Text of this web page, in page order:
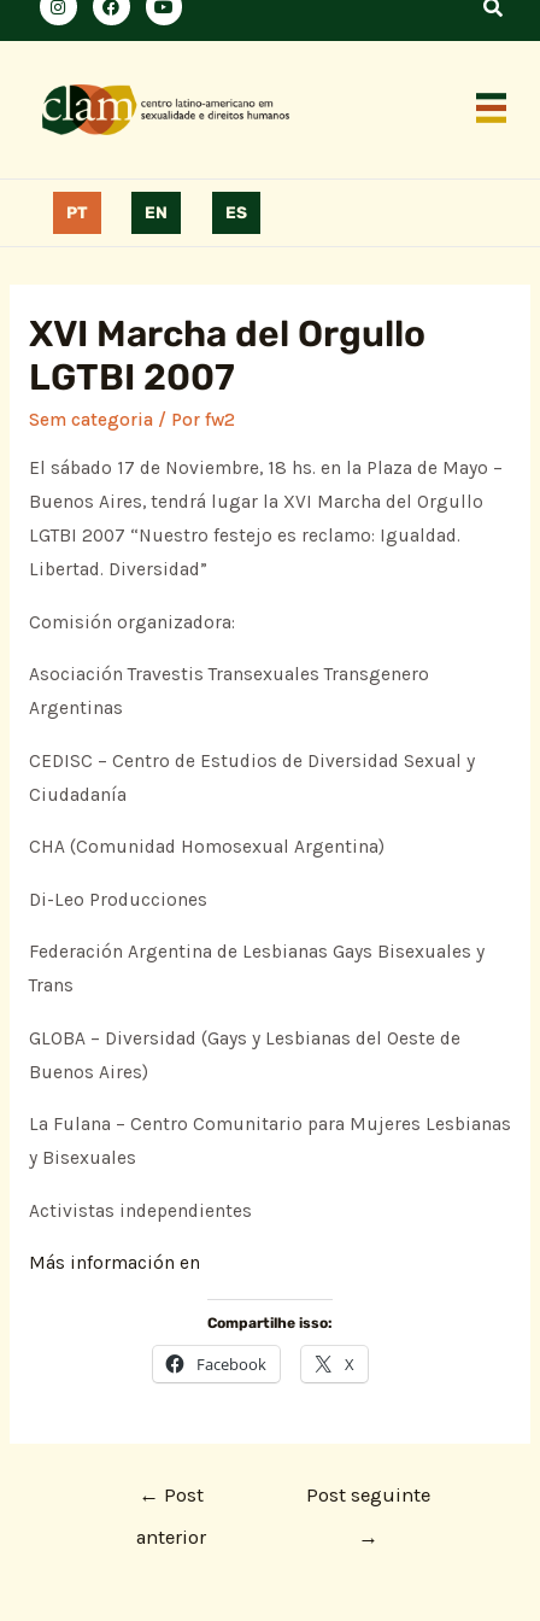
PT EN ES
XVI Marcha del Orgullo
LGTBI 2007
Sem categoria/ Por fw2
El sábado 17 de Noviembre, 18 hs. en la Plaza de Mayo –
Buenos Aires, tendrá lugar la XVI Marcha del Orgullo
LGTBI 2007 “Nuestro festejo es reclamo: Igualdad.
Libertad. Diversidad”
Comisión organizadora:
Asociación Travestis Transexuales Transgenero
Argentinas
CEDISC – Centro de Estudios de Diversidad Sexual y
Ciudadanía
CHA (Comunidad Homosexual Argentina)
Di-Leo Producciones
Federación Argentina de Lesbianas Gays Bisexuales y
Trans
GLOBA – Diversidad (Gays y Lesbianas del Oeste de
Buenos Aires)
La Fulana – Centro Comunitario para Mujeres Lesbianas
y Bisexuales
Activistas independientes
Más información en
Compartilhe isso:
Facebook X
← Post
anterior
Post seguinte
→